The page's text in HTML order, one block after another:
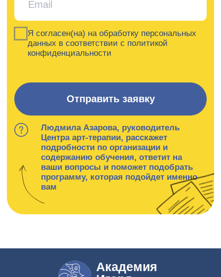
Академия
Игоря
Л035-01298-77/00179875
от 16 февраля 2021 года
Заказать звонок
Навигация
Контакты
Публикации
г. Москва, Большой Афанасьевский пер.
artacademburg@ya.ru
+7 (985) 999-43-90